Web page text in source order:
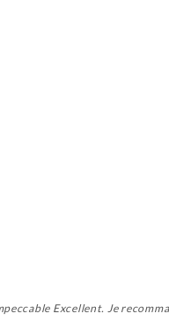
Excellent. Je